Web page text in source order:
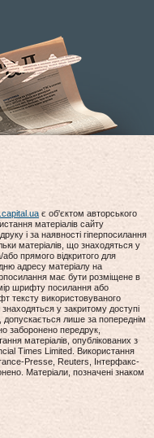
є об'єктом авторського
матеріалів сайту
і за наявності гіперпосилання
матеріалів, що знаходяться у
прямого відкритого для
адресу матеріалу на
має бути розміщене в
шрифту посилання або
тексту використовуваного
у закритому доступі
лише за попереднім
заборонено передрук,
матеріалів, опублікованих з
Times Limited. Використання
Presse, Reuters, Інтерфакс-
Матеріали, позначені знаком